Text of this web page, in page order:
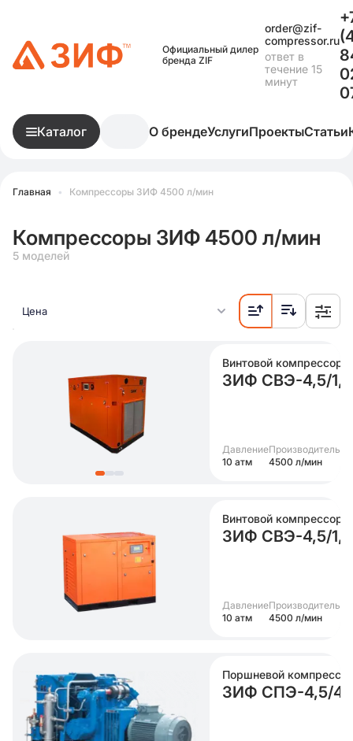
Официальный дилер
бренда ZIF
order@zif-
compressor.ru
ответ в
течение 15
минут
Каталог О брендеУслугиПроектыСтатьи
Главная • Компрессоры ЗИФ 4500 л/мин
Компрессоры ЗИФ 4500 л/мин
5 моделей
Цена
Винтовой компрессор
ЗИФ СВЭ-4,5/
Давление
10 атм
4500 л/мин
Винтовой компрессор
ЗИФ СВЭ-4,5/
Давление
10 атм
4500 л/мин
Поршневой
ЗИФ СПЭ-4,5/40